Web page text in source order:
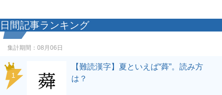
日間記事ランキング
集計期間： 08月06日
1
【難読漢字】夏といえば“蕣”。読み方
は？